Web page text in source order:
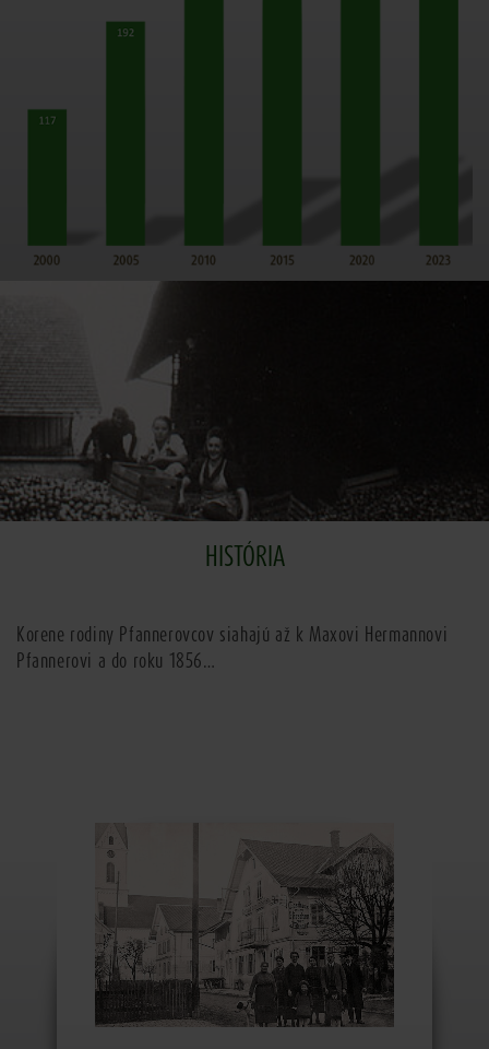
HISTÓRIA
Korene rodiny Pfannerovcov siahajú až k Maxovi Hermannovi
Pfannerovi a do roku 1856…